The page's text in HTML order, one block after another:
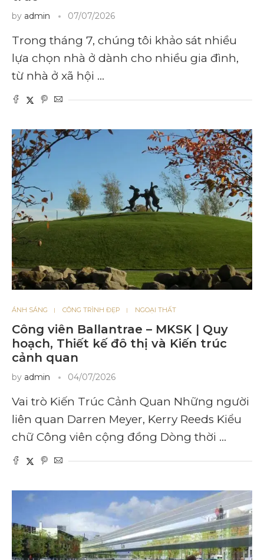
by admin 07/07/2026
Trong tháng 7, chúng tôi khảo sát nhiều
lựa chọn nhà ở dành cho nhiều gia đình,
từ nhà ở xã hội …
ÁNH SÁNG CÔNG TRÌNH ĐẸP NGOẠI THẤT
Công viên Ballantrae – MKSK | Quy
hoạch, Thiết kế đô thị và Kiến trúc
cảnh quan
by admin 04/07/2026
Vai trò Kiến Trúc Cảnh Quan Những người
liên quan Darren Meyer, Kerry Reeds Kiểu
chữ Công viên cộng đồng Dòng thời …